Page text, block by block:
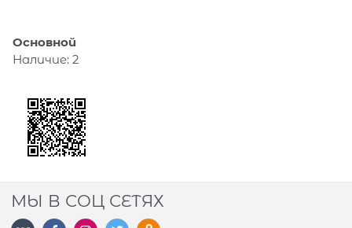
Основной
Наличие: 2
МЫ В СОЦ СЕТЯХ